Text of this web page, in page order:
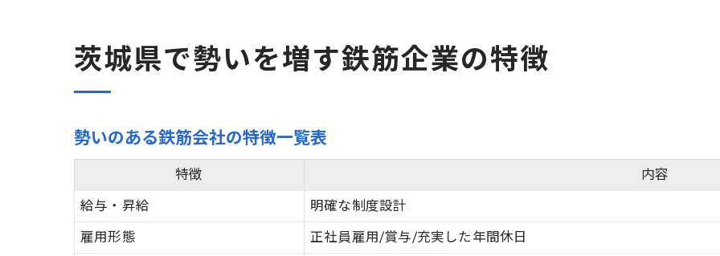
現場で磨くスキルとキャリア形成
将来性が期待される鉄筋工求人の特徴
安定志向の転職者が鉄筋工を選ぶ理由
茨城県で勢いを増す鉄筋企業の特徴
勢いのある鉄筋会社の特徴一覧表
特徴
内容
給与・昇給
明確な制度設計
雇用形態
正社員雇用/賞与/充実した年間休日